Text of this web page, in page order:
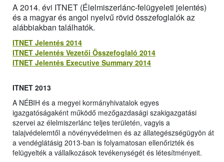
A 2014. évi ITNET (Élelmiszerlánc-felügyeleti jelentés)
és a magyar és angol nyelvű rövid összefoglalók az
alábbiakban találhatók.
ITNET Jelentés 2014
ITNET Jelentés Vezetői Összefoglaló 2014
ITNET Jelentés Executive Summary 2014
ITNET 2013
A NÉBIH és a megyei kormányhivatalok egyes
igazgatóságaként működő mezőgazdasági szakigazgatási
szervei az élelmiszerlánc teljes területén, vagyis a
talajvédelemtől a növényvédelmen és az állategészségügyön át
a vendéglátásig 2013-ban is folyamatosan ellenőrizték és
felügyelték a vállalkozások tevékenységét és létesítményeit.